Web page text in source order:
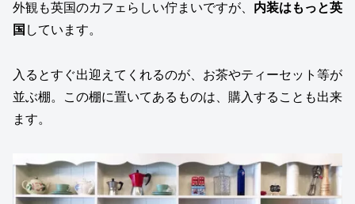
外観も英国のカフェらしい佇まいですが、 内装はもっと英
国 しています。
入るとすぐ出迎えてくれるのが、お茶やティーセット等が
並ぶ棚。この棚に置いてあるものは、購入することも出来
ます。